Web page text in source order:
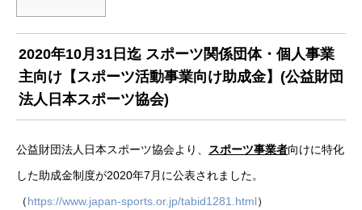
2020年10月31日迄 スポーツ関係団体・個人事業
主向け【スポーツ活動事業向け助成金】(公益財団
法人日本スポーツ協会)
公益財団法人日本スポーツ協会より、 スポーツ事業者向けに特化
した助成金制度が2020年7月に公表されました。
（https://www.japan-sports.or.jp/tabid1281.html）